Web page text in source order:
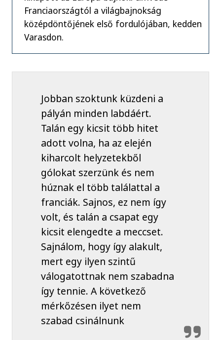
Franciaországtól a világbajnokság
középdöntőjének első fordulójában, kedden
Varasdon.
Jobban szoktunk küzdeni a
pályán minden labdáért.
Talán egy kicsit több hitet
adott volna, ha az elején
kiharcolt helyzetekből
gólokat szerzünk és nem
húznak el több találattal a
franciák. Sajnos, ez nem így
volt, és talán a csapat egy
kicsit elengedte a meccset.
Sajnálom, hogy így alakult,
mert egy ilyen szintű
válogatottnak nem szabadna
így tennie. A következő
mérkőzésen ilyet nem
szabad csinálnunk